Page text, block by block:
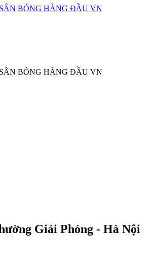
Giải Phóng - Hà Nội